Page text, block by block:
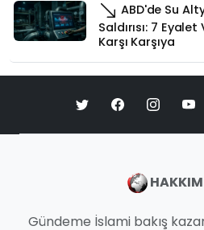
ABD'de Su
Saldırısı: 7
Karşı Karşıya
Gündeme İslami bakış